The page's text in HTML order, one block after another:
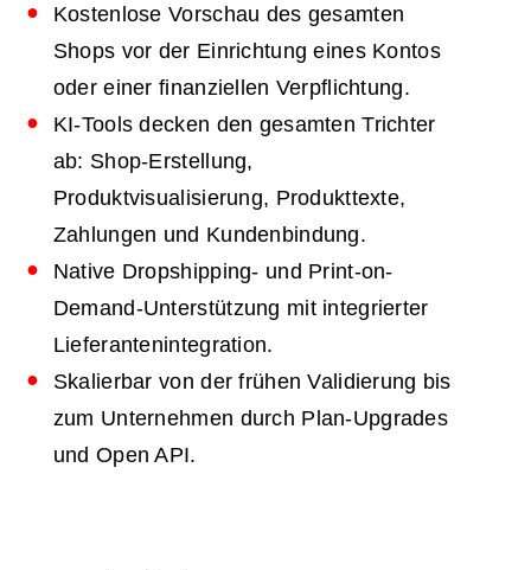
Kostenlose Vorschau des gesamten
Shops vor der Einrichtung eines Kontos
oder einer finanziellen Verpflichtung.
KI-Tools decken den gesamten Trichter
ab: Shop-Erstellung,
Produktvisualisierung, Produkttexte,
Zahlungen und Kundenbindung.
Native Dropshipping- und Print-on-
Demand-Unterstützung mit integrierter
Lieferantenintegration.
Skalierbar von der frühen Validierung bis
zum Unternehmen durch Plan-Upgrades
und Open API.